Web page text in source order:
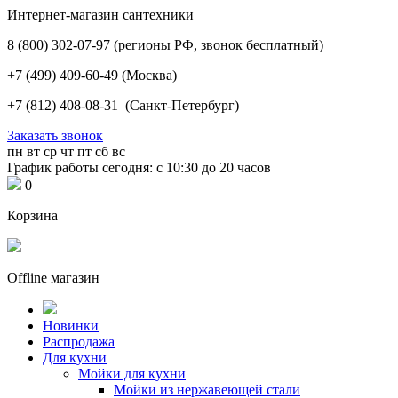
Интернет-магазин сантехники
8 (800) 302-07-97 (регионы РФ, звонок бесплатный)
+7 (499) 409-60-49 (Москва)
+7 (812) 408-08-31 (Санкт-Петербург)
Заказать звонок
пн вт ср чт пт сб вс
График работы сегодня: с 10:30 до 20 часов
0
Корзина
Offline магазин
Новинки
Распродажа
Для кухни
Мойки для кухни
Мойки из нержавеющей стали